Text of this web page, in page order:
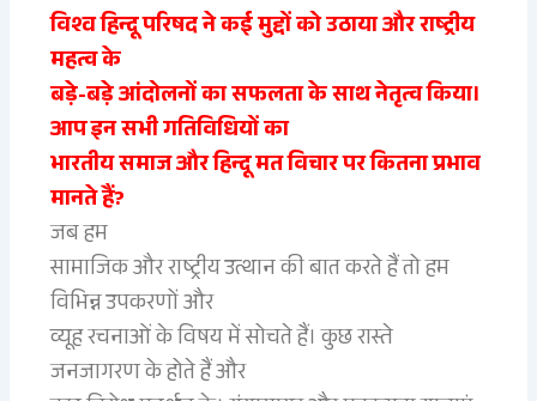
विश्व हिन्दू परिषद ने कई मुद्दों को उठाया और राष्ट्रीय
महत्व के
बड़े-बड़े आंदोलनों का सफलता के साथ नेतृत्व किया।
आप इन सभी गतिविधियों का
भारतीय समाज और हिन्दू मत विचार पर कितना प्रभाव
मानते हैं?
जब हम
सामाजिक और राष्ट्रीय उत्थान की बात करते हैं तो हम
विभिन्न उपकरणों और
व्यूह रचनाओं के विषय में सोचते हैं। कुछ रास्ते
जनजागरण के होते हैं और